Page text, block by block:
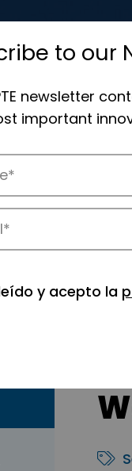
to our
newsletter
important
y acepto la